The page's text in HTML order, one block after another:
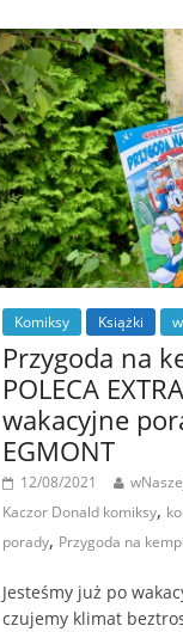
Komiksy Książki
Przygoda na
POLECA
wakacyjne
EGMONT
12/08/2021
Kaczor Donald komiksy,
porady, Przygoda na
Jesteśmy już po
czujemy klimat